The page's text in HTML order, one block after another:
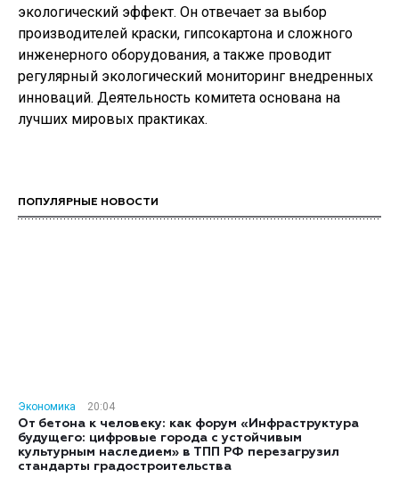
экологический эффект. Он отвечает за выбор
производителей краски, гипсокартона и сложного
инженерного оборудования, а также проводит
регулярный экологический мониторинг внедренных
инноваций. Деятельность комитета основана на
лучших мировых практиках.
ПОПУЛЯРНЫЕ НОВОСТИ
Экономика
20:04
От бетона к человеку: как форум «Инфраструктура
будущего: цифровые города с устойчивым
культурным наследием» в ТПП РФ перезагрузил
стандарты градостроительства